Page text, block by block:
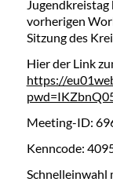
Jugendkreistag
vorherigen
Sitzung des
Hier der Link
https://
Meeting-ID:
Kenncode:
Schnelleinwahl